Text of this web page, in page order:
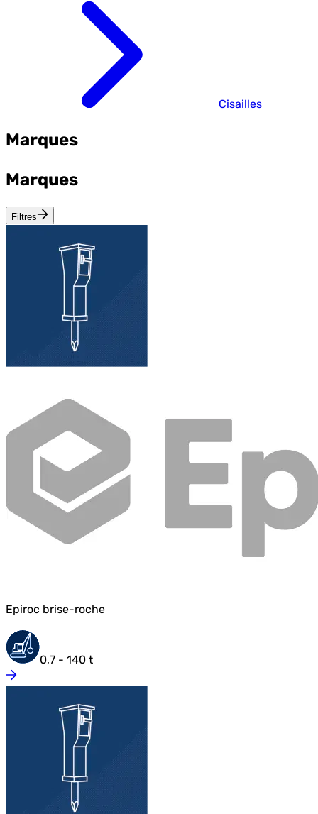
Cisailles
Marques
Marques
Filtres
Epiroc brise-roche
0,7 - 140 t